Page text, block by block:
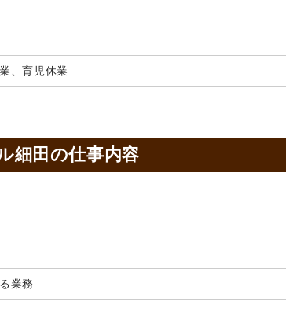
、育児休業
細田の仕事内容
業務